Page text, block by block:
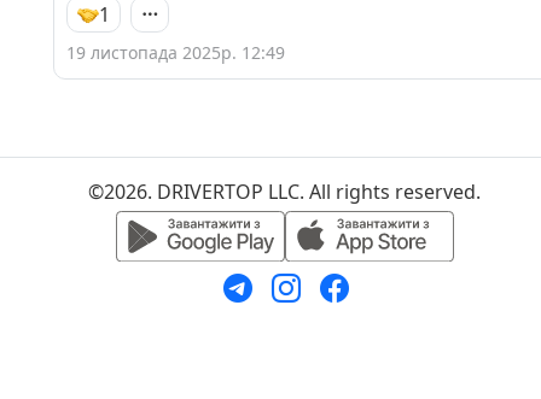
1
19 листопада 2025р. 12:49
©2026. DRIVERTOP LLC. All rights reserved.